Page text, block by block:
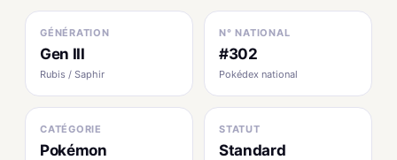
GÉNÉRATION
Gen III
Rubis / Saphir
N° NATIONAL
#302
Pokédex national
CATÉGORIE
Pokémon
STATUT
Standard